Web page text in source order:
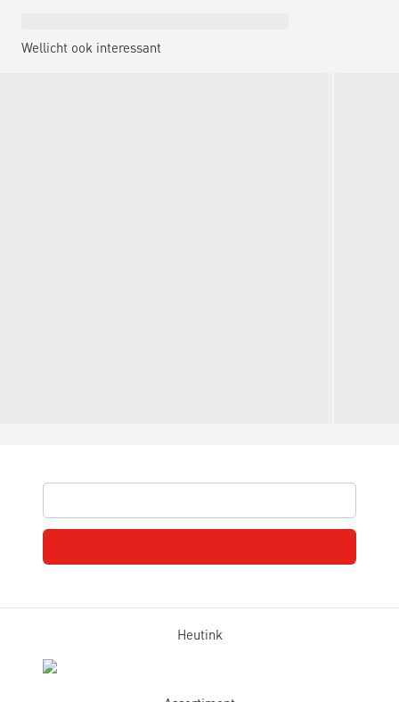
Wellicht ook interessant
Heutink